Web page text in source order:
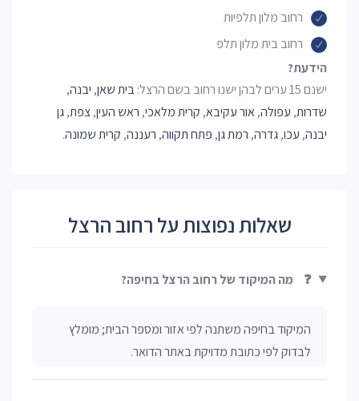
רחוב מלון תלפיות
רחוב בית מלון תלפ
הידעת?
ישנם 15 ערים לבהן ישנו רחוב בשם הרצל:
בית שאן, יבנה,
שדרות, עפולה,אור עקיבא, קרית מלאכי, ראש העין,צפת,גן
יבנה, עכו,גדרה, רמת גן, פתח תקווה, רעננה, קרית שמונה.
שאלות נפוצות על רחוב הרצל
❓ מה המיקוד של רחוב הרצל בחיפה?
המיקוד בחיפה משתנה לפי אזור ומספר הבית; מומלץ
לבדוק לפי כתובת מדויקת באתר הדואר.